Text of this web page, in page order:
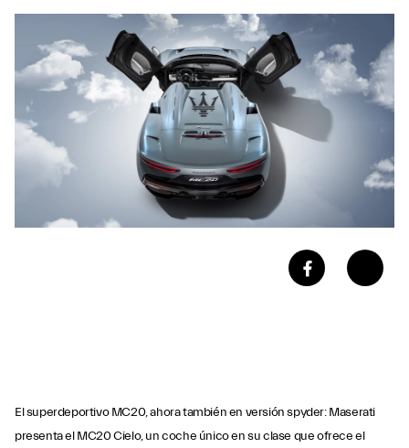
El superdeportivo MC20, ahora también en versión spyder: Maserati
presenta el MC20 Cielo, un coche único en su clase que ofrece el